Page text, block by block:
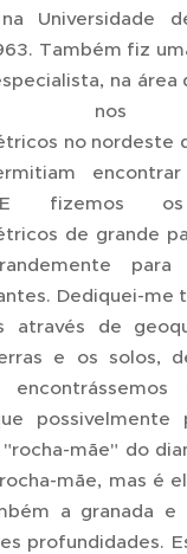
Universidade
Também fiz
na
nos
no nordeste
fizemos os
de grande
Dediquei-me
através de
e os solos,
possivelmente
mãe" do
mãe, mas é
a granada e
profundidades.